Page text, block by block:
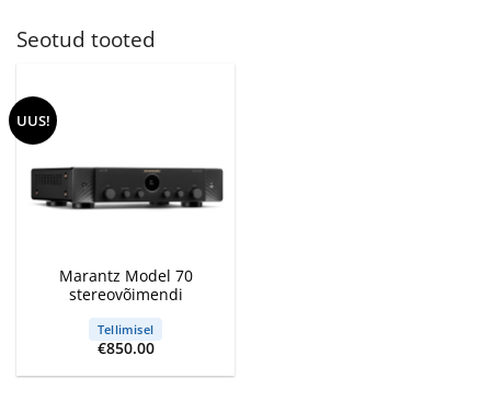
Seotud tooted
UUS!
Marantz Model 70
stereovõimendi
Tellimisel
€850.00